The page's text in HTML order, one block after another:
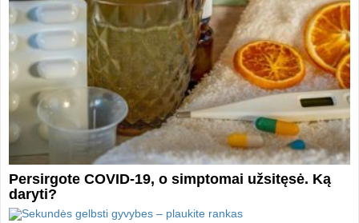
Persirgote COVID-19, o simptomai užsitęsė. Ką
daryti?